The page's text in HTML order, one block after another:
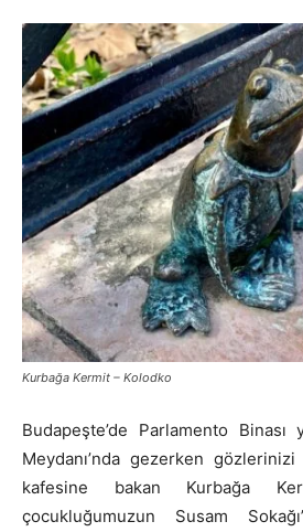
Kurbağa Kermit – Kolodko
Budapeşte’de Parlamento Binası
Meydanı’nda gezerken
kafesine bakan Kurbağa
çocukluğumuzun Susam